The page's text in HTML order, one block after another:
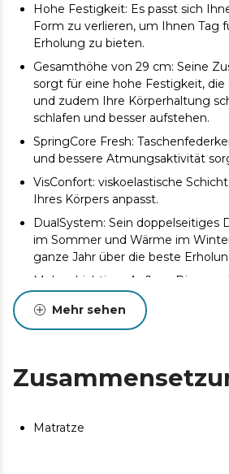
Hohe Festigkeit: Es passt sich
Form zu verlieren, um Ihnen Tag
Erholung zu bieten.
Gesamthöhe von 29 cm: Seine
sorgt für eine hohe Festigkeit, die
und zudem Ihre Körperhaltung
schlafen und besser aufstehen.
SpringCore Fresh:
und bessere Atmungsaktivität
VisConfort: viskoelastische
Ihres Körpers anpasst.
DualSystem: Sein doppelseitiges
im Sommer und Wärme im
ganze Jahr über die beste
Mehrschichtiger Aufbau: Die
der Matratze ergänzen sich und
Liegegefühl.
beeinträchtigt und Ihre
richtigen Ausrichtung bleibt.
Matratze verhindert das Auftreten
Mehr sehen
Matratze